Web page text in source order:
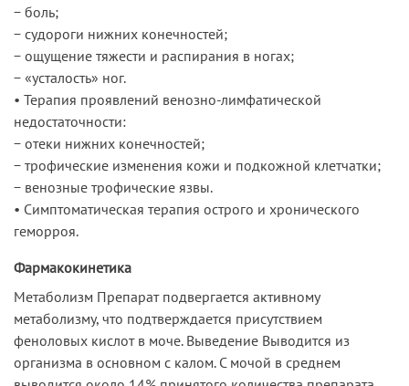
− боль;
− судороги нижних конечностей;
− ощущение тяжести и распирания в ногах;
− «усталость» ног.
• Терапия проявлений венозно-лимфатической
недостаточности:
− отеки нижних конечностей;
− трофические изменения кожи и подкожной клетчатки;
− венозные трофические язвы.
• Симптоматическая терапия острого и хронического
геморроя.
Фармакокинетика
Метаболизм Препарат подвергается активному
метаболизму, что подтверждается присутствием
феноловых кислот в моче. Выведение Выводится из
организма в основном с калом. С мочой в среднем